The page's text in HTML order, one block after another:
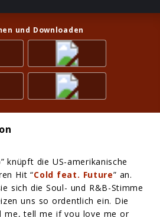
und Downloaden
” knüpft die US-amerikanische
Hit “Cold feat. Future” an.
sich die Soul- und R&B-Stimme
uns so ordentlich ein. Die
me, tell me if you love me or